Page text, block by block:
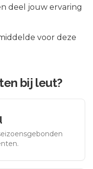
deel jouw ervaring
voor deze
bij leut?